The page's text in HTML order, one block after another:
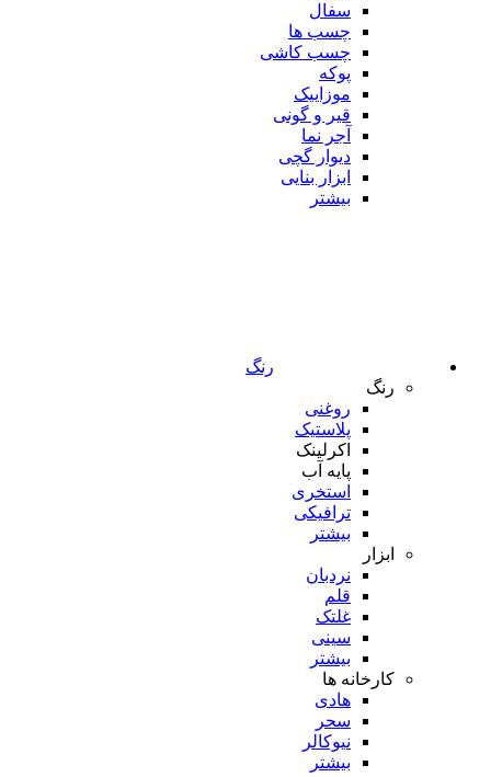
سفال
چسب ها
چسب کاشی
پوکه
موزاییک
قیر و گونی
آجر نما
دیوار گچی
ابزار بنایی
بیشتر
رنگ
رنگ
روغنی
پلاستیک
اکرلینک
پایه آب
استخری
ترافیکی
بیشتر
ابزار
نردبان
قلم
غلتک
سینی
بیشتر
کارخانه ها
هادی
سحر
نیوکالر
بیشتر